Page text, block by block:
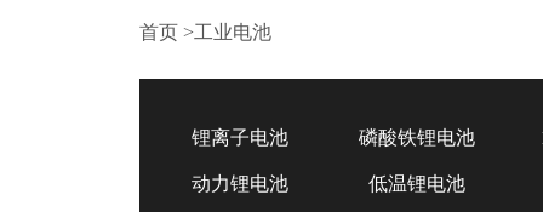
首页 >工业电池
锂离子电池 磷酸铁锂电池
动力锂电池 低温锂电池